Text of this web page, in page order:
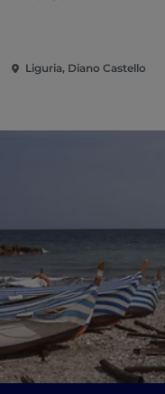
Liguria, Diano Castello